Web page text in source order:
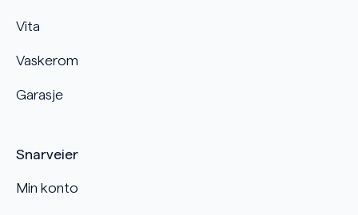
Vita
Vaskerom
Garasje
Snarveier
Min konto